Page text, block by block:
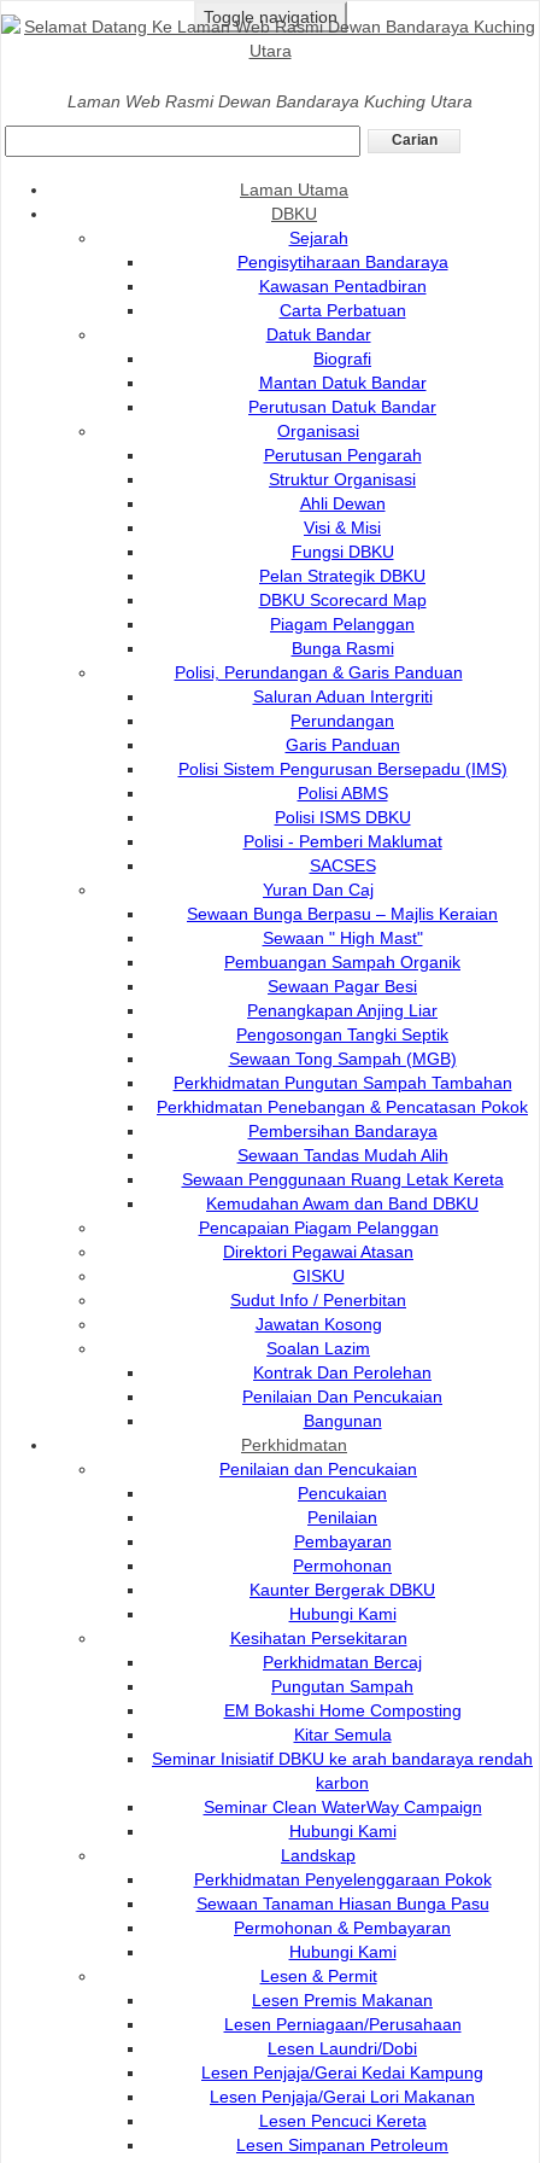
Toggle navigation
Laman Web Rasmi Dewan Bandaraya Kuching Utara
Laman Utama
DBKU
Sejarah
Pengisytiharaan Bandaraya
Kawasan Pentadbiran
Carta Perbatuan
Datuk Bandar
Biografi
Mantan Datuk Bandar
Perutusan Datuk Bandar
Organisasi
Perutusan Pengarah
Struktur Organisasi
Ahli Dewan
Visi & Misi
Fungsi DBKU
Pelan Strategik DBKU
DBKU Scorecard Map
Piagam Pelanggan
Bunga Rasmi
Polisi, Perundangan & Garis Panduan
Saluran Aduan Intergriti
Perundangan
Garis Panduan
Polisi Sistem Pengurusan Bersepadu (IMS)
Polisi ABMS
Polisi ISMS DBKU
Polisi - Pemberi Maklumat
SACSES
Yuran Dan Caj
Sewaan Bunga Berpasu – Majlis Keraian
Sewaan " High Mast"
Pembuangan Sampah Organik
Sewaan Pagar Besi
Penangkapan Anjing Liar
Pengosongan Tangki Septik
Sewaan Tong Sampah (MGB)
Perkhidmatan Pungutan Sampah Tambahan
Perkhidmatan Penebangan & Pencatasan Pokok
Pembersihan Bandaraya
Sewaan Tandas Mudah Alih
Sewaan Penggunaan Ruang Letak Kereta
Kemudahan Awam dan Band DBKU
Pencapaian Piagam Pelanggan
Direktori Pegawai Atasan
GISKU
Sudut Info / Penerbitan
Jawatan Kosong
Soalan Lazim
Kontrak Dan Perolehan
Penilaian Dan Pencukaian
Bangunan
Perkhidmatan
Penilaian dan Pencukaian
Pencukaian
Penilaian
Pembayaran
Permohonan
Kaunter Bergerak DBKU
Hubungi Kami
Kesihatan Persekitaran
Perkhidmatan Bercaj
Pungutan Sampah
EM Bokashi Home Composting
Kitar Semula
Seminar Inisiatif DBKU ke arah bandaraya rendah
karbon
Seminar Clean WaterWay Campaign
Hubungi Kami
Landskap
Perkhidmatan Penyelenggaraan Pokok
Sewaan Tanaman Hiasan Bunga Pasu
Permohonan & Pembayaran
Hubungi Kami
Lesen & Permit
Lesen Premis Makanan
Lesen Perniagaan/Perusahaan
Lesen Laundri/Dobi
Lesen Penjaja/Gerai Kedai Kampung
Lesen Penjaja/Gerai Lori Makanan
Lesen Pencuci Kereta
Lesen Simpanan Petroleum
Hubungi Kami :
DEWAN BANDARAYA
KUCHING UTARA
Bukit Siol, Jalan Semariang
93050 Kuching Sarawak
082-512200
adm@dbku.gov.my
Peta Lokasi
Pautan Popular:
e-Submission
e-Tender
e-ServiceKu
OPAC
Paybills
Mobile SMS
Plan Registration
Enquiry
Talikhidmat
Pelawat Di Talian
Jumlah Pelawat
Laman Utama>DBKU >Organisasi> Pelan Strategik
DBKU
Pelan Perancangan Strategik Dewan Bandaraya
Kuching Utara 2022 - 2030 menggariskan teras,
strategi serta hala tuju pengurusan Dewan Bandaraya
Kuching Utara (DBKU) bagi tempoh sembilan (9)
tahun ke hadapan. Pelan ini merupakan input
daripada pelbagai peringkat pengurusan DBKU yang
akan diterjemahkan dalam setiap pelan tindakan dan
Petunjuk Prestasi Utama (KPI).
PELAN STRATEGIK
Perutusan Pengarah
Struktur Organisasi
Ahli Dewan
Visi & Misi
Fungsi DBKU
Pelan Strategik DBKU
DBKU Scorecard Map
Piagam Pelanggan
Bunga Rasmi